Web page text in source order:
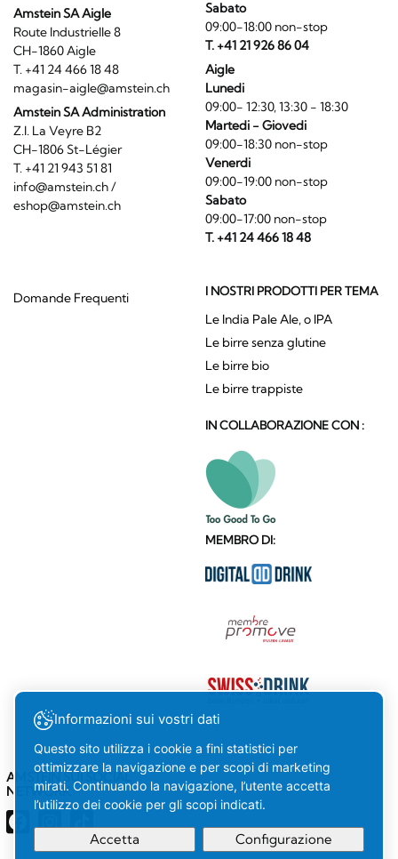
Amstein SA Aigle
Route Industrielle 8
CH-1860 Aigle
T. +41 24 466 18 48
magasin-aigle@amstein.ch
Amstein SA Administration
Z.I. La Veyre B2
CH-1806 St-Légier
T. +41 21 943 51 81
info@amstein.ch/
eshop@amstein.ch
Sabato
09:00-18:00 non-stop
T. +41 21 926 86 04
Aigle
Lunedi
09:00- 12:30, 13:30 - 18:30
Martedi - Giovedi
09:00-18:30 non-stop
Venerdi
09:00-19:00 non-stop
Sabato
09:00-17:00 non-stop
T. +41 24 466 18 48
Domande Frequenti I NOSTRI PRODOTTI PER TEMA
Le India Pale Ale, o IPA
Le birre senza glutine
Le birre bio
Le birre trappiste
IN COLLABORAZIONE CON :
MEMBRO DI:
AMSTEIN SUI SOCIAL
NETWORK
Informazioni sui vostri dati
Questo sito utilizza i cookie a fini statistici per
ottimizzare la navigazione e per scopi di marketing
mirati. Continuando la navigazione, l’utente accetta
l’utilizzo dei cookie per gli scopi indicati.
Accetta Configurazione